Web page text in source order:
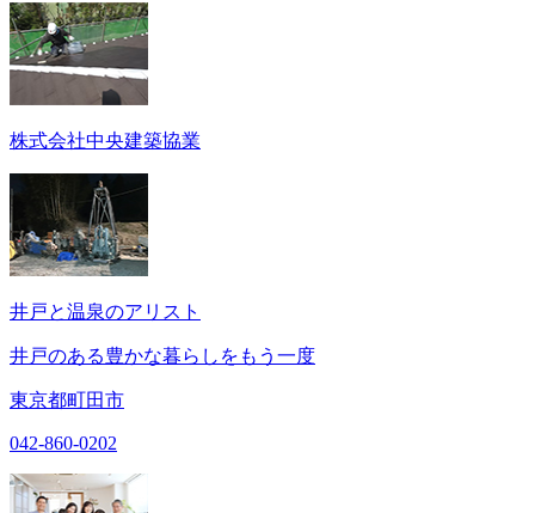
株式会社中央建築協業
井戸と温泉のアリスト
井戸のある豊かな暮らしをもう一度
東京都町田市
042-860-0202